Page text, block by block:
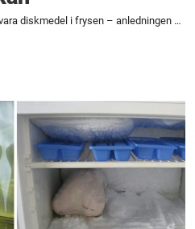
Husmorsknep: Förvara diskmedel i frysen – anledningen kommer få dig att tappa hakan